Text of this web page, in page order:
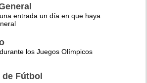
entrada un día en que haya
los Juegos Olímpicos
Fútbol